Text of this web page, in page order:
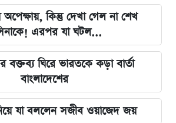
কিন্তু দেখা গেল না শেখ
এরপর যা ঘটল...
বক্তব্য ঘিরে ভারতকে কড়া বার্তা
বাংলাদেশের
যা বললেন সজীব ওয়াজেদ জয়